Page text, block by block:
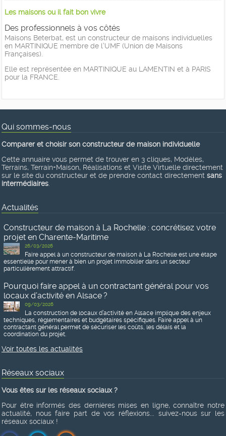
Les maisons ou il fait bon vivre
Des professionnels à vos côtés
Maisons Beterbat, est un constructeur de maisons individuelles
en MARTINIQUE membre de l’UMF (Union de Maisons
Françaises).
Elle est représentée en MARTINIQUE au LAMENTIN et à PARIS
pour la FRANCE.
Qui sommes-nous
Comparer et choisir son constructeur de maison individuelle
Cette annuaire vous permet de trouver en 3 cliques, Modèles,
Terrains, Terrain+Maison, Réalisations et Visite Virtuelle directement
sur le site du constructeur et de prendre contact directement sans
intermédiaires.
Actualités
Constructeur de maison à La Rochelle : concrétisez votre
projet en Charente-Maritime
26/03/2026
Faire appel à un constructeur de maison à La Rochelle est une étape
essentielle pour mener à bien un projet immobilier dans un secteur
particulièrement attractif.
Pourquoi faire appel à un contractant général pour vos
locaux d’activité en Alsace ?
09/03/2026
La construction de locaux d’activité en Alsace implique des enjeux
techniques, réglementaires et budgétaires spécifiques. Faire appel à un
contractant général permet de sécuriser les coûts, les délais et la
coordination du projet.
Voir toutes les actualités
Réseaux sociaux
Vous êtes sur les réseaux sociaux ?
Pour être informés des dernières mises en ligne, connaître notre
actualité, nous faire part de vos réflexions... suivez-nous sur les
réseaux sociaux !